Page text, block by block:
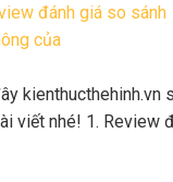
viết nhé! 1.